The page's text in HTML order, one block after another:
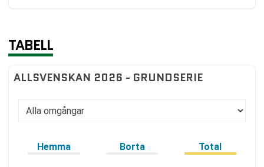
TABELL
ALLSVENSKAN 2026 - GRUNDSERIE
Hemma Borta Total